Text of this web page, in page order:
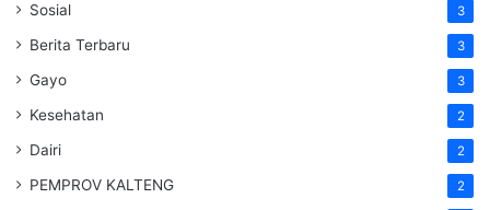
Sosial 3
Berita Terbaru 3
Gayo 3
Kesehatan 2
Dairi 2
PEMPROV KALTENG 2